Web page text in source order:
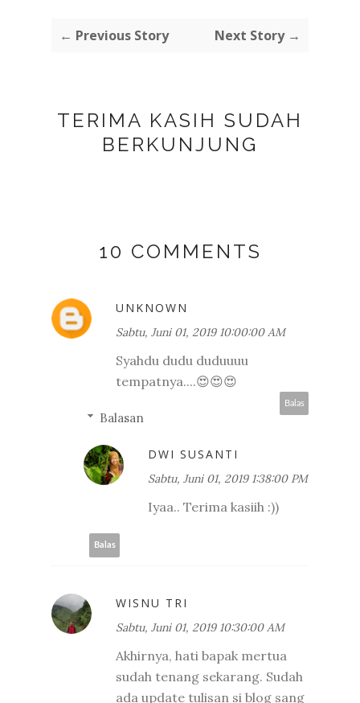
← Previous Story Next Story →
TERIMA KASIH SUDAH
BERKUNJUNG
10 COMMENTS
UNKNOWN
Sabtu, Juni 01, 2019 10:00:00 AM
Syahdu dudu duduuuu
tempatnya....😍😍😍
Balas
Balasan
DWI SUSANTI
Sabtu, Juni 01, 2019 1:38:00 PM
Iyaa.. Terima kasiih :))
Balas
WISNU TRI
Sabtu, Juni 01, 2019 10:30:00 AM
Akhirnya, hati bapak mertua
sudah tenang sekarang. Sudah
ada update tulisan si blog sang